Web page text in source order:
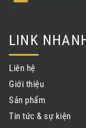
LINK
Liên hệ
Giới thiệu
Sản phẩm
Tin tức & sự kiện